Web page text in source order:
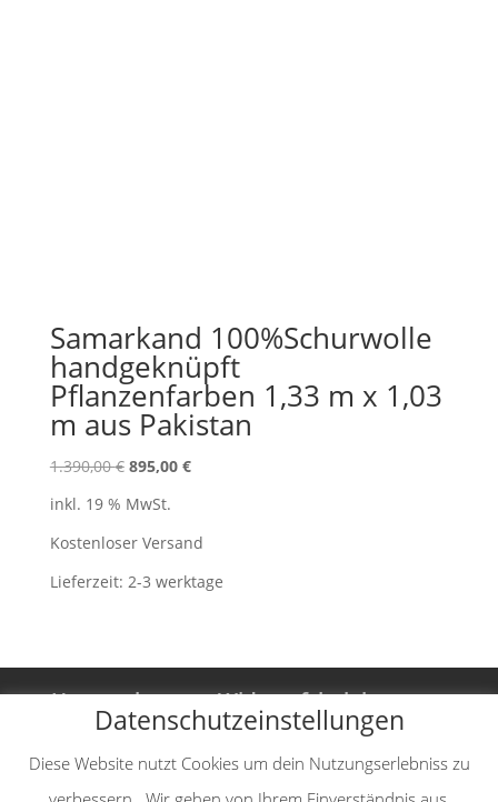
Samarkand 100%Schurwolle
handgeknüpft
Pflanzenfarben 1,33 m x 1,03
m aus Pakistan
1.390,00€ Ursprünglicher
war:
1.390,00 €
895,00 €Aktueller
895,00 €.
inkl. 19 % MwSt.
Kostenloser Versand
Lieferzeit: 2-3 werktage
Unternehmen
Widerrufsbelehrung
Vertrag widerrufen
AGB
Impressum
Datenschutzerklärung
Datenschutzeinstellungen
Diese Website nutzt Cookies um dein Nutzungserlebniss zu